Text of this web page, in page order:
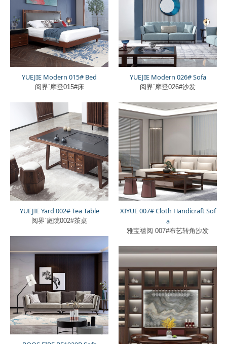
YUEJIE Modern 015# Bed
阅界`摩登015#床
YUEJIE Modern 026# Sofa
阅界`摩登026#沙发
YUEJIE Yard 002# Tea Table
阅界`庭院002#茶桌
XIYUE 007# Cloth Handicraft Sof
a
雅宝禧阅 007#布艺转角沙发